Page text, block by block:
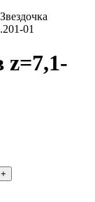
Звездочка
01
z=7,1-